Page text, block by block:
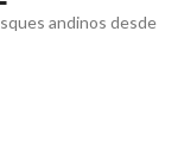
andinos desde